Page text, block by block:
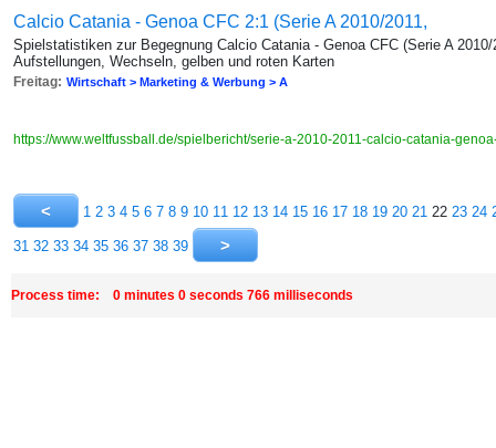
Calcio Catania - Genoa CFC 2:1 (Serie A 2010/2011,
Spielstatistiken zur Begegnung Calcio Catania - Genoa CFC (Serie A
Aufstellungen, Wechseln, gelben und roten Karten
Freitag: Wirtschaft > Marketing & Werbung > A
https://www.weltfussball.de/spielbericht/serie-a-2010-2011-calcio-catania-
1 2 3 4 5 6 7 8 9 10 11 12 13 14 15 16 17 18 19 20 21 22 23 24
31 32 33 34 35 36 37 38 39
Process time: 0 minutes 0 seconds 766 milliseconds